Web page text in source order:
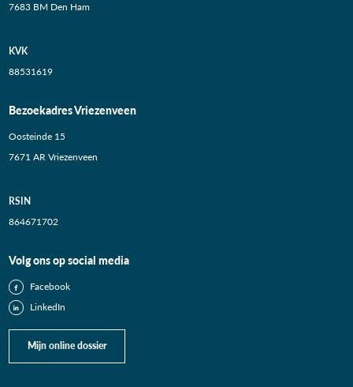
7683 BM Den Ham
KVK
88531619
Bezoekadres Vriezenveen
Oosteinde 15
7671 AR Vriezenveen
RSIN
864671702
Volg ons op social media
Facebook
LinkedIn
Mijn online dossier